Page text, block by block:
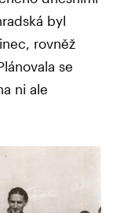
byl
rovněž
se
ni ale